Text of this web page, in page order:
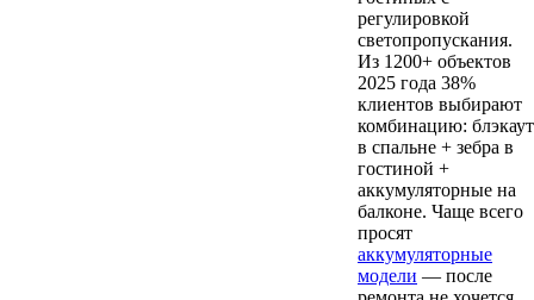
регулировкой
светопропускания.
Из 1200+ объектов
2025 года 38%
клиентов выбирают
комбинацию: блэкаут
в спальне + зебра в
гостиной +
аккумуляторные на
балконе. Чаще всего
просят
аккумуляторные
модели — после